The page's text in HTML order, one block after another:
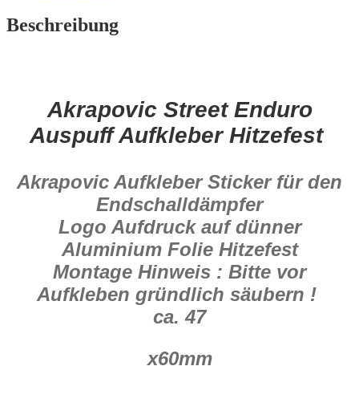
Hitzefest
47x60
Beschreibung
Akrapovic Street Enduro
Auspuff Aufkleber Hitzefest
Akrapovic Aufkleber Sticker für den
Endschalldämpfer
Logo Aufdruck auf dünner
Aluminium Folie Hitzefest
Montage Hinweis : Bitte vor
Aufkleben gründlich säubern !
ca. 47
x60mm